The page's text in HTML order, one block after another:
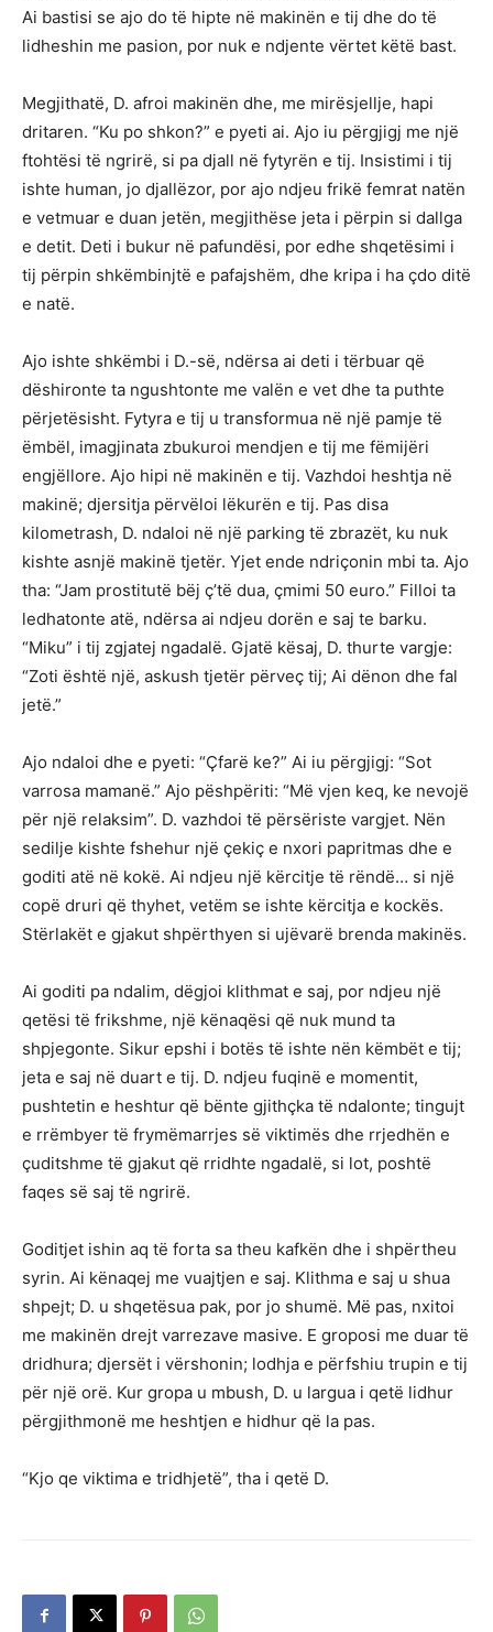
Ai bastisi se ajo do të hipte në makinën e tij dhe do të
lidheshin me pasion, por nuk e ndjente vërtet këtë bast.
Megjithatë, D. afroi makinën dhe, me mirësjellje, hapi
dritaren. “Ku po shkon?” e pyeti ai. Ajo iu përgjigj me një
ftohtësi të ngrirë, si pa djall në fytyrën e tij. Insistimi i tij
ishte human, jo djallëzor, por ajo ndjeu frikë femrat natën
e vetmuar e duan jetën, megjithëse jeta i përpin si dallga
e detit. Deti i bukur në pafundësi, por edhe shqetësimi i
tij përpin shkëmbinjtë e pafajshëm, dhe kripa i ha çdo ditë
e natë.
Ajo ishte shkëmbi i D.-së, ndërsa ai deti i tërbuar që
dëshironte ta ngushtonte me valën e vet dhe ta puthte
përjetësisht. Fytyra e tij u transformua në një pamje të
ëmbël, imagjinata zbukuroi mendjen e tij me fëmijëri
engjëllore. Ajo hipi në makinën e tij. Vazhdoi heshtja në
makinë; djersitja përvëloi lëkurën e tij. Pas disa
kilometrash, D. ndaloi në një parking të zbrazët, ku nuk
kishte asnjë makinë tjetër. Yjet ende ndriçonin mbi ta. Ajo
tha: “Jam prostitutë bëj ç’të dua, çmimi 50 euro.” Filloi ta
ledhatonte atë, ndërsa ai ndjeu dorën e saj te barku.
“Miku” i tij zgjatej ngadalë. Gjatë kësaj, D. thurte vargje:
“Zoti është një, askush tjetër përveç tij; Ai dënon dhe fal
jetë.”
Ajo ndaloi dhe e pyeti: “Çfarë ke?” Ai iu përgjigj: “Sot
varrosa mamanë.” Ajo pëshpëriti: “Më vjen keq, ke nevojë
për një relaksim”. D. vazhdoi të përsëriste vargjet. Nën
sedilje kishte fshehur një çekiç e nxori papritmas dhe e
goditi atë në kokë. Ai ndjeu një kërcitje të rëndë… si një
copë druri që thyhet, vetëm se ishte kërcitja e kockës.
Stërlakët e gjakut shpërthyen si ujëvarë brenda makinës.
Ai goditi pa ndalim, dëgjoi klithmat e saj, por ndjeu një
qetësi të frikshme, një kënaqësi që nuk mund ta
shpjegonte. Sikur epshi i botës të ishte nën këmbët e tij;
jeta e saj në duart e tij. D. ndjeu fuqinë e momentit,
pushtetin e heshtur që bënte gjithçka të ndalonte; tingujt
e rrëmbyer të frymëmarrjes së viktimës dhe rrjedhën e
çuditshme të gjakut që rridhte ngadalë, si lot, poshtë
faqes së saj të ngrirë.
Goditjet ishin aq të forta sa theu kafkën dhe i shpërtheu
syrin. Ai kënaqej me vuajtjen e saj. Klithma e saj u shua
shpejt; D. u shqetësua pak, por jo shumë. Më pas, nxitoi
me makinën drejt varrezave masive. E groposi me duar të
dridhura; djersët i vërshonin; lodhja e përfshiu trupin e tij
për një orë. Kur gropa u mbush, D. u largua i qetë lidhur
përgjithmonë me heshtjen e hidhur që la pas.
“Kjo qe viktima e tridhjetë”, tha i qetë D.